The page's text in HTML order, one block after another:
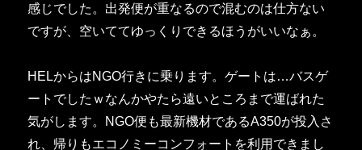
感じでした。出発便が重なるので混むのは仕方ない
ですが、空いててゆっくりできるほうがいいなぁ。
HELからはNGO行きに乗ります。ゲートは…バスゲ
ートでしたｗなんかやたら遠いところまで運ばれた
気がします。NGO便も最新機材であるA350が投入さ
れ、帰りもエコノミーコンフォートを利用できまし